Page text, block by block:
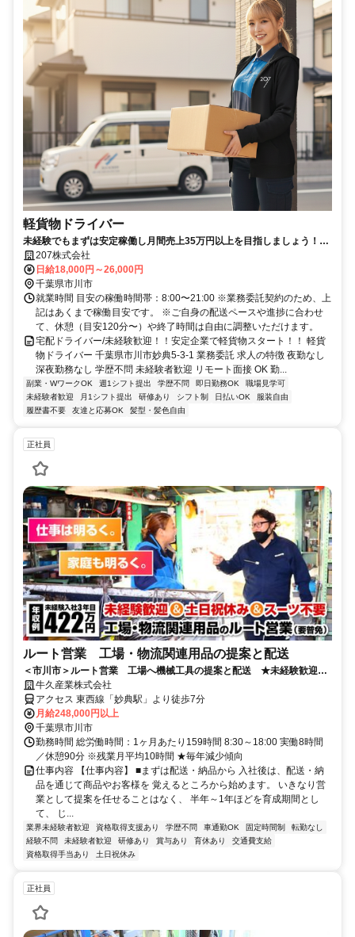
軽貨物ドライバー
未経験でもまずは安定稼働し月間売上35万円以上を目指しましょう！日
払いOK！ ★資金調達も行っている物流ベンチャー企業の配送事業部で
宅配スタートしてみませんか★
207株式会社
日給18,000円～26,000円
千葉県市川市
就業時間 目安の稼働時間帯：8:00〜21:00 ※業務委託契約のため、上
記はあくまで稼働目安です。 ※ご自身の配送ペースや進捗に合わせ
て、休憩（目安120分〜）や終了時間は自由に調整いただけます。
宅配ドライバー/未経験歓迎！！安定企業で軽貨物スタート！！ 軽貨
物ドライバー 千葉県市川市妙典5-3-1 業務委託 求人の特徴 夜勤なし
深夜勤務なし 学歴不問 未経験者歓迎 リモート面接 OK 勤...
副業・WワークOK 週1シフト提出 学歴不問 即日勤務OK
職場見学可
未経験者歓迎
月1シフト提出 研修あり シフト制 日払いOK
服装自由
履歴書不要
友達と応募OK 髪型・髪色自由
正社員
ルート営業 工場・物流関連用品の提案と配送
＜市川市＞ルート営業 工場へ機械工具の提案と配送 ★未経験歓迎★
土日祝休み×年休126日
牛久産業株式会社
アクセス 東西線「妙典駅」より徒歩7分
月給248,000円以上
千葉県市川市
勤務時間 総労働時間：1ヶ月あたり159時間 8:30～18:00 実働8時間
／休憩90分 ※残業月平均10時間 ★毎年減少傾向
仕事内容 【仕事内容】 ■まずは配送・納品から 入社後は、配送・納
品を通じて商品やお客様を 覚えるところから始めます。 いきなり営
業として提案を任せることはなく、 半年～1年ほどを育成期間とし
て、 じ...
業界未経験者歓迎 資格取得支援あり 学歴不問 車通勤OK 固定時間制
転勤なし
経験不問
未経験者歓迎 研修あり 賞与あり 育休あり
交通費支給
資格取得手当あり
土日祝休み
正社員